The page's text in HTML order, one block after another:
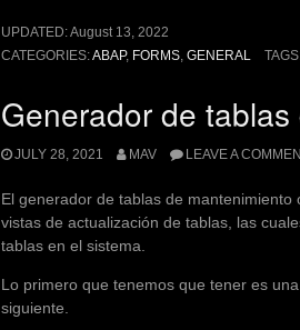
UPDATED:August 13, 2022
CATEGORIES:ABAP, FORMS, GENERAL
Generador de
JULY 28, 2021 MAV LEAVE A
El generador de tablas de
vistas de actualización de tablas, las
tablas en el sistema.
Lo primero que tenemos que tener es
siguiente.